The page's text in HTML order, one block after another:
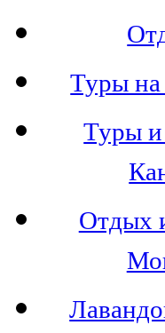
Туры
Туры
Отдых